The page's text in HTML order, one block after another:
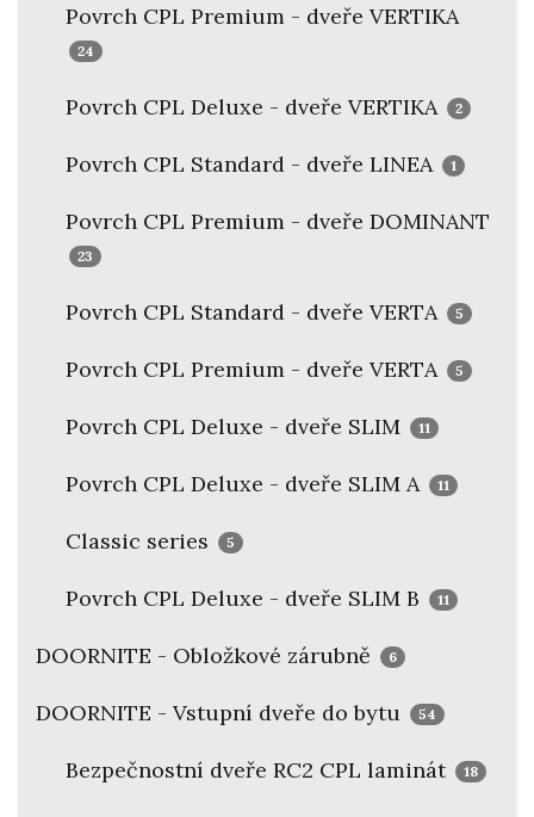
Povrch CPL Premium - dveře VERTIKA
24
Povrch CPL Deluxe - dveře VERTIKA 2
Povrch CPL Standard - dveře LINEA 1
Povrch CPL Premium - dveře DOMINANT
23
Povrch CPL Standard - dveře VERTA 5
Povrch CPL Premium - dveře VERTA 5
Povrch CPL Deluxe - dveře SLIM 11
Povrch CPL Deluxe - dveře SLIM A 11
Classic series 5
Povrch CPL Deluxe - dveře SLIM B 11
DOORNITE - Obložkové zárubně 6
DOORNITE - Vstupní dveře do bytu 54
Bezpečnostní dveře RC2 CPL laminát 18